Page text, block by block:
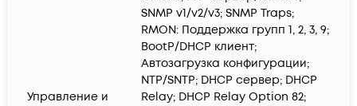
Управление и
SNMP v1/v2/v3; SNMP Traps;
RMON: Поддержка групп 1, 2, 3, 9;
BootP/DHCP клиент;
Автозагрузка конфигурации;
NTP/SNTP; DHCP сервер; DHCP
Relay; DHCP Relay Option 82;